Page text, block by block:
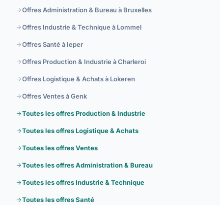
Offres Administration & Bureau à Bruxelles
Offres Industrie & Technique à Lommel
Offres Santé à Ieper
Offres Production & Industrie à Charleroi
Offres Logistique & Achats à Lokeren
Offres Ventes à Genk
Toutes les offres Production & Industrie
Toutes les offres Logistique & Achats
Toutes les offres Ventes
Toutes les offres Administration & Bureau
Toutes les offres Industrie & Technique
Toutes les offres Santé